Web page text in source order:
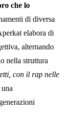
che lo
di diversa
elabora di
alternando
nella struttura
con il rap nelle